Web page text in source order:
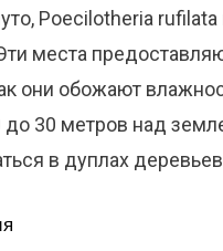
Poecilotheria rufilata
места
они обожают
до 30 метров над
в дуплах